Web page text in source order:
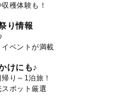
穫体験も！
り情報
ベントが満載
けにも♪
り～1泊旅！
ポット厳選